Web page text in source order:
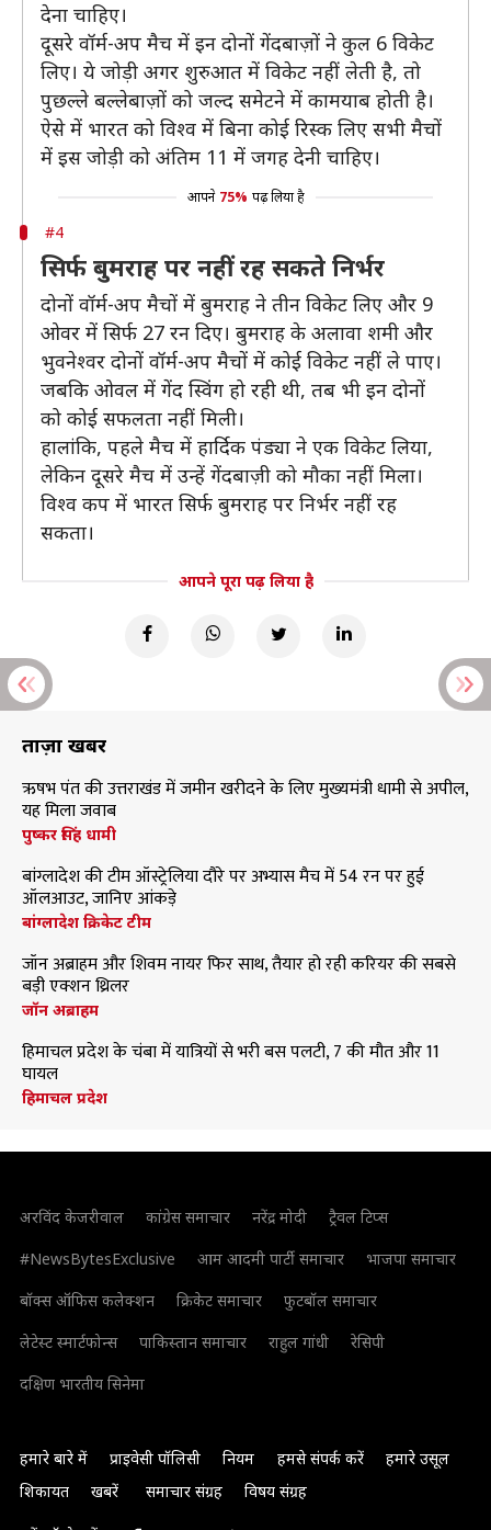
देना चाहिए।
दूसरे वॉर्म-अप मैच में इन दोनों गेंदबाज़ों ने कुल 6 विकेट
लिए। ये जोड़ी अगर शुरुआत में विकेट नहीं लेती है, तो
पुछल्ले बल्लेबाज़ों को जल्द समेटने में कामयाब होती है।
ऐसे में भारत को विश्व में बिना कोई रिस्क लिए सभी मैचों
में इस जोड़ी को अंतिम 11 में जगह देनी चाहिए।
आपने 75% पढ़ लिया है
#4
सिर्फ बुमराह पर नहीं रह सकते निर्भर
दोनों वॉर्म-अप मैचों में बुमराह ने तीन विकेट लिए और 9
ओवर में सिर्फ 27 रन दिए। बुमराह के अलावा शमी और
भुवनेश्वर दोनों वॉर्म-अप मैचों में कोई विकेट नहीं ले पाए।
जबकि ओवल में गेंद स्विंग हो रही थी, तब भी इन दोनों
को कोई सफलता नहीं मिली।
हालांकि, पहले मैच में हार्दिक पंड्या ने एक विकेट लिया,
लेकिन दूसरे मैच में उन्हें गेंदबाज़ी को मौका नहीं मिला।
विश्व कप में भारत सिर्फ बुमराह पर निर्भर नहीं रह
सकता।
आपने पूरा पढ़ लिया है
ताज़ा खबरें
ऋषभ पंत की उत्तराखंड में जमीन खरीदने के लिए मुख्यमंत्री धामी से अपील,
यह मिला जवाब
पुष्कर सिंह धामी
बांग्लादेश की टीम ऑस्ट्रेलिया दौरे पर अभ्यास मैच में 54 रन पर हुई
ऑलआउट, जानिए आंकड़े
बांग्लादेश क्रिकेट टीम
जॉन अब्राहम और शिवम नायर फिर साथ, तैयार हो रही करियर की सबसे
बड़ी एक्शन थ्रिलर
जॉन अब्राहम
हिमाचल प्रदेश के चंबा में यात्रियों से भरी बस पलटी, 7 की मौत और 11
घायल
हिमाचल प्रदेश
अरविंद केजरीवाल कांग्रेस समाचार नरेंद्र मोदी
ट्रैवल टिप्स
#NewsBytesExclusive
आम आदमी पार्टी समाचार
भाजपा समाचार
बॉक्स ऑफिस कलेक्शन
क्रिकेट समाचार
फुटबॉल समाचार
लेटेस्ट स्मार्टफोन्स
पाकिस्तान समाचार राहुल गांधी
रेसिपी
दक्षिण भारतीय सिनेमा
हमारे बारे में प्राइवेसी पॉलिसी नियम हमसे संपर्क करें
हमारे उसूल
शिकायत
खबरें समाचार संग्रह विषय संग्रह